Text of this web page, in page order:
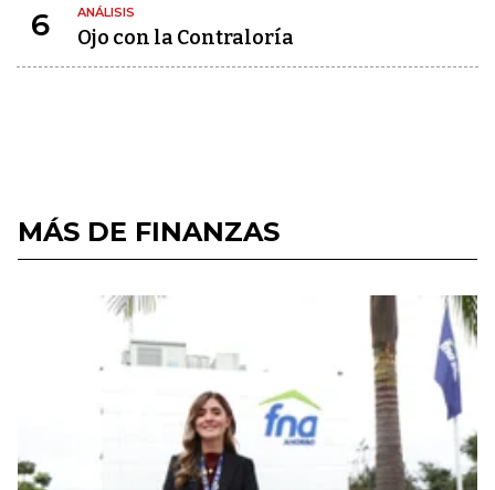
6 ANÁLISIS
Ojo con la Contraloría
MÁS DE FINANZAS